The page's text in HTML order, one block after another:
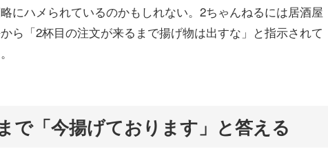
にハメられているのかもしれない。2ちゃんねるには居酒屋
ら「2杯目の注文が来るまで揚げ物は出すな」と指示されて
で「今揚げております」と答える